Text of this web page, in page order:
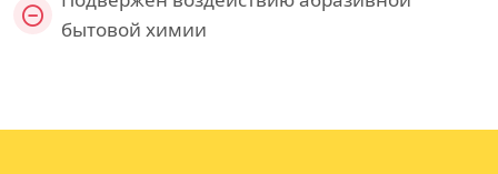
бытовой химии